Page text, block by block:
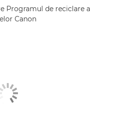
Programul de reciclare a
Canon